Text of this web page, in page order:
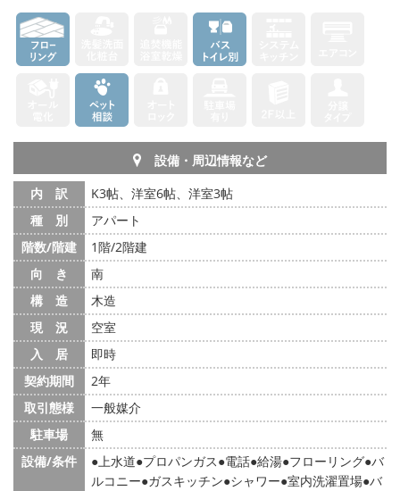
設備・周辺情報など
内 訳
K3帖、洋室6帖、洋室3帖
種 別
アパート
階数/階建
1階/2階建
向 き
南
構 造
木造
現 況
空室
入 居
即時
契約期間
2年
取引態様
一般媒介
駐車場
無
設備/条件
上水道 プロパンガス 電話 給湯 フローリング バ
ルコニー ガスキッチン シャワー 室内洗濯置場 バ